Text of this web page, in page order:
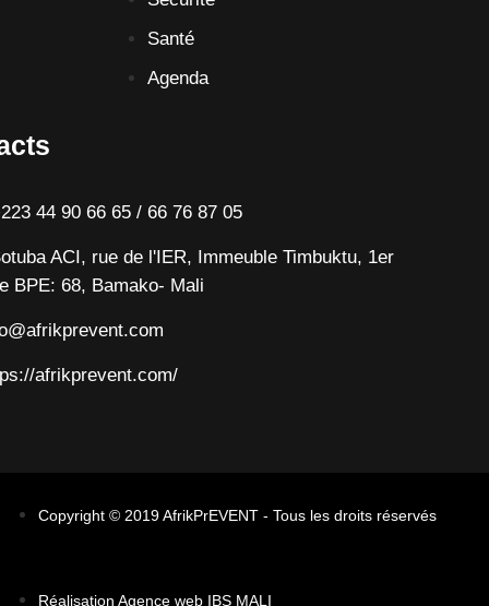
Santé
Agenda
44 90 66 65 / 66 76 87 05
ACI, rue de l'IER, Immeuble Timbuktu, 1er
BPE: 68, Bamako- Mali
afrikprevent.com/
Copyright © 2019 AfrikPrEVENT - Tous les droits réservés
Réalisation Agence web IBS MALI